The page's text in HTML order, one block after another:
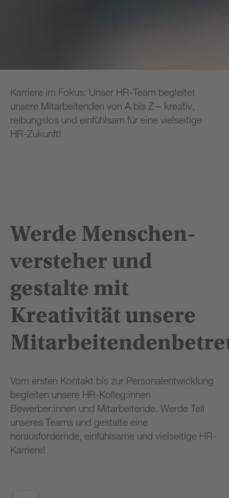
Karriere im Fokus: Unser HR-Team begleitet
unsere Mitarbeitenden von A bis Z – kreativ,
reibungslos und einfühlsam für eine vielseitige
HR-Zukunft!
Werde Menschen­
versteher und
gestalte mit
Kreativität unsere
Vom ersten Kontakt bis zur Personalentwicklung
begleiten unsere HR-Kolleg:innen
Bewerber:innen und Mitarbeitende. Werde Teil
unseres Teams und gestalte eine
herausfordernde, einfühlsame und vielseitige HR-
Karriere!